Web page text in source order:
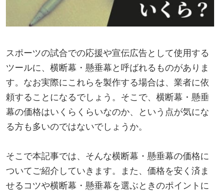
スポーツの試合での応援や宣伝広告として使用する
ツールに、横断幕・懸垂幕と呼ばれるものがありま
す。なお実際にこれらを製作する場合は、業者に依
頼することになるでしょう。そこで、横断幕・懸垂
幕の価格はいくらくらいなのか、という点が気にな
る方も多いのではないでしょうか。
そこで本記事では、そんな横断幕・懸垂幕の価格に
ついてご紹介していきます。また、価格を安く済ま
せるコツや横断幕・懸垂幕を選ぶときのポイントに